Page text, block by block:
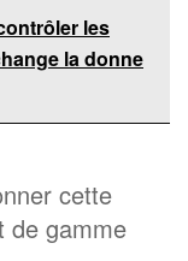
les
la donne
cette
de gamme